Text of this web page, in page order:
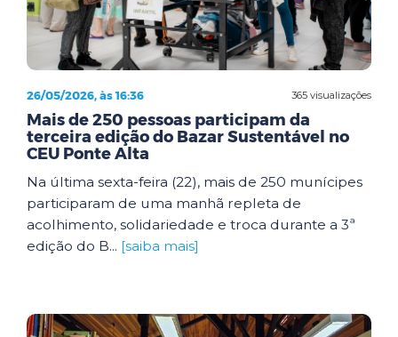
365 visualizações
26/05/2026, às 16:36
Mais de 250 pessoas participam da
terceira edição do Bazar Sustentável no
CEU Ponte Alta
Na última sexta-feira (22), mais de 250 munícipes
participaram de uma manhã repleta de
acolhimento, solidariedade e troca durante a 3ª
edição do B... [saiba mais]